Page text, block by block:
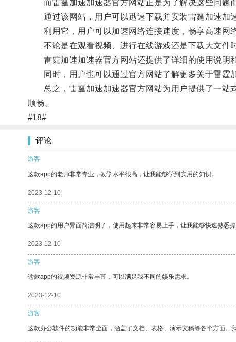
而雷霆加速加速器官方网站正是为了解决这些问题而
通过该网站，用户可以迅速下载并安装雷霆加速加
利用它，用户可以加速网络连接速度，畅享高速网络
不论是在观看视频、进行在线游戏还是下载大文件
雷霆加速加速器官方网站还提供了详细的使用说明
同时，用户也可以通过官方网站了解更多关于雷霆
总之，雷霆加速加速器官方网站为用户提供了一站
顺畅。
#18#
评论
游客
这款app的老师非常专业，教学水平很高，让我能够学到实用的知识。
2023-12-10
游客
这款app的用户界面简洁明了，使用起来非常容易上手，让我能够快速熟悉操
2023-12-10
游客
这款app的视频资源非常丰富，可以满足我不同的娱乐需求。
2023-12-10
游客
这款办公软件的功能非常全面，涵盖了文档、表格、演示文稿等各个方面。